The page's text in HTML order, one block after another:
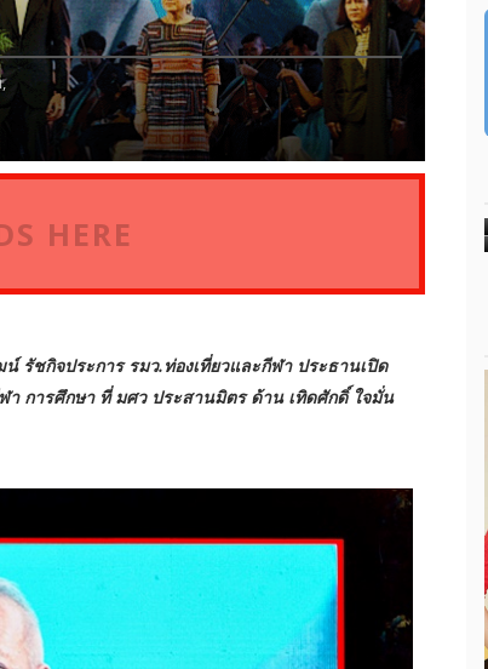
HERE
รัชกิจประการ รมว.ท่องเที่ยวและกีฬา ประธานเปิด
า การศึกษา ที่ มศว ประสานมิตร ด้าน เทิดศักดิ์ ใจมั่น